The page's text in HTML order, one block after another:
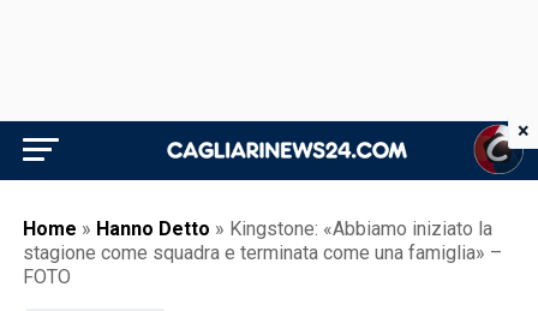
Home » Hanno Detto » Kingstone: «Abbiamo iniziato la
stagione come squadra e terminata come una famiglia» –
FOTO
×